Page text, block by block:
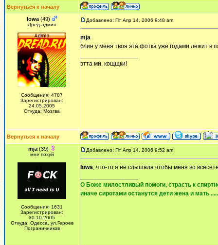
Вернуться к началу
Iowa (49)
Дред-админ
Сообщения: 4787
Зарегистрирован:
24.05.2005
Откуда: Мозгва
Добавлено: Пт Апр 14, 2006 9:48 am
mja
блин у меня твоя эта фотка уже годами лежит в
этта ми, кощщки!
Вернуться к началу
mja (39)
мне похуй
Сообщения: 1631
Зарегистрирован:
30.10.2005
Откуда: Одесса, ул.Героев
Пограничников
Добавлено: Пт Апр 14, 2006 9:52 am
Iowa, что-то я не слышала чтобы меня во
О Боже милостливый помоги, страсть к
иначе сиротами останутся дети жена и мать